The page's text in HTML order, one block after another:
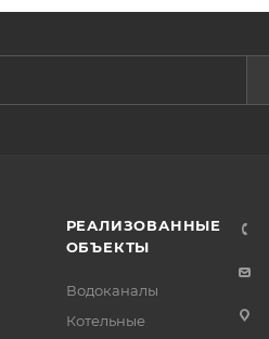
РЕАЛИЗОВАННЫЕ
ОБЪЕКТЫ
Водоканалы
Котельные